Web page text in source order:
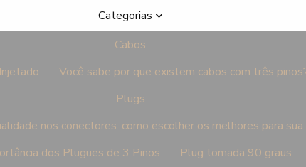
Categorias
Cabos
Você sabe por que existem cabos com três
Plugs
nos conectores: como escolher os melhores para sua
dos Plugues de 3 Pinos
Plug tomada 90 graus